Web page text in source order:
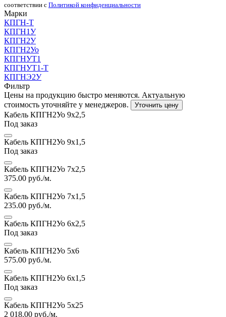
соответствии с Политикой конфиденциальности
Марки
КПГН-Т
КПГН1У
КПГН2У
КПГН2Уо
КПГНУТ1
КПГНУТ1-Т
КПГНЭ2У
Фильтр
Цены на продукцию быстро меняются. Актуальную
стоимость уточняйте у менеджеров.
Уточнить цену
Кабель КПГН2Уо 9х2,5
Под заказ
Кабель КПГН2Уо 9х1,5
Под заказ
Кабель КПГН2Уо 7х2,5
375.00 руб./м.
Кабель КПГН2Уо 7х1,5
235.00 руб./м.
Кабель КПГН2Уо 6х2,5
Под заказ
Кабель КПГН2Уо 5х6
575.00 руб./м.
Кабель КПГН2Уо 6х1,5
Под заказ
Кабель КПГН2Уо 5х25
2 018.00 руб./м.